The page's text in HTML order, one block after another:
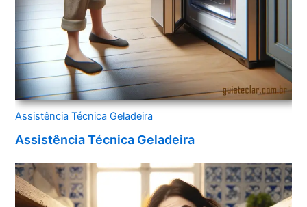
Assistência Técnica Geladeira
Assistência Técnica Geladeira